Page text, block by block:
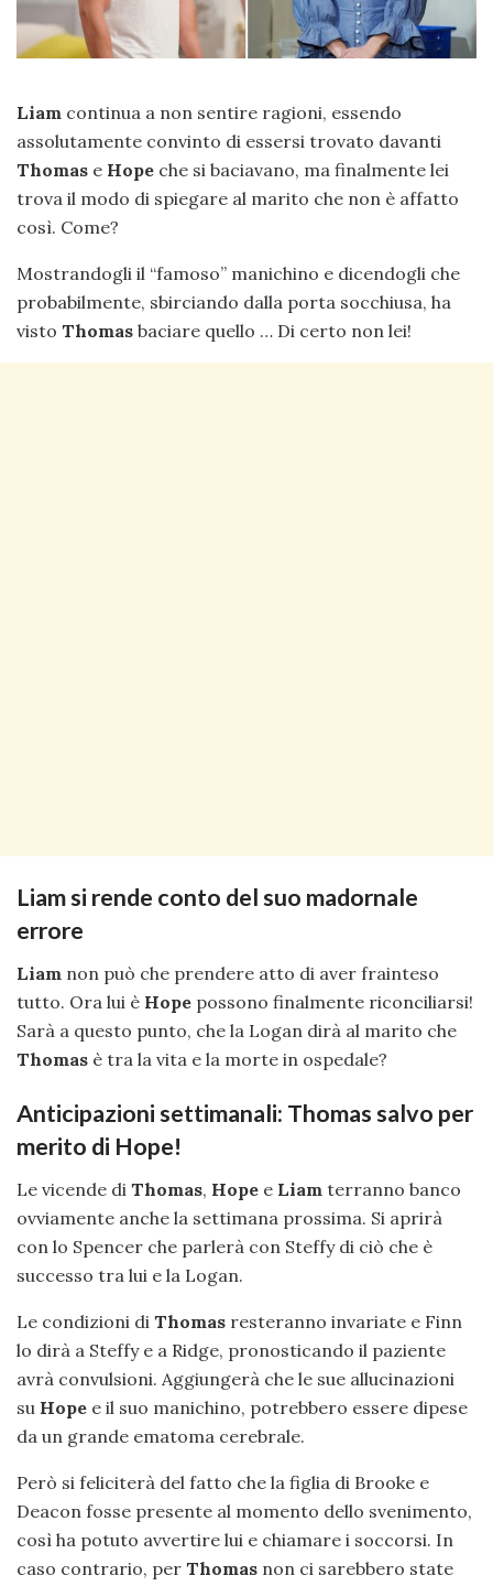
Liam continua a non sentire ragioni, essendo
assolutamente convinto di essersi trovato davanti
Thomas e Hope che si baciavano, ma finalmente lei
trova il modo di spiegare al marito che non è affatto
così. Come?
Mostrandogli il “famoso” manichino e dicendogli che
probabilmente, sbirciando dalla porta socchiusa, ha
visto Thomas baciare quello … Di certo non lei!
Liam si rende conto del suo madornale
errore
Liam non può che prendere atto di aver frainteso
tutto. Ora lui è Hope possono finalmente riconciliarsi!
Sarà a questo punto, che la Logan dirà al marito che
Thomas è tra la vita e la morte in ospedale?
Anticipazioni settimanali: Thomas salvo per
merito di Hope!
Le vicende di Thomas, Hope e Liam terranno banco
ovviamente anche la settimana prossima. Si aprirà
con lo Spencer che parlerà con Steffy di ciò che è
successo tra lui e la Logan.
Le condizioni di Thomas resteranno invariate e Finn
lo dirà a Steffy e a Ridge, pronosticando il paziente
avrà convulsioni. Aggiungerà che le sue allucinazioni
su Hope e il suo manichino, potrebbero essere dipese
da un grande ematoma cerebrale.
Però si feliciterà del fatto che la figlia di Brooke e
Deacon fosse presente al momento dello svenimento,
così ha potuto avvertire lui e chiamare i soccorsi. In
caso contrario, per Thomas non ci sarebbero state